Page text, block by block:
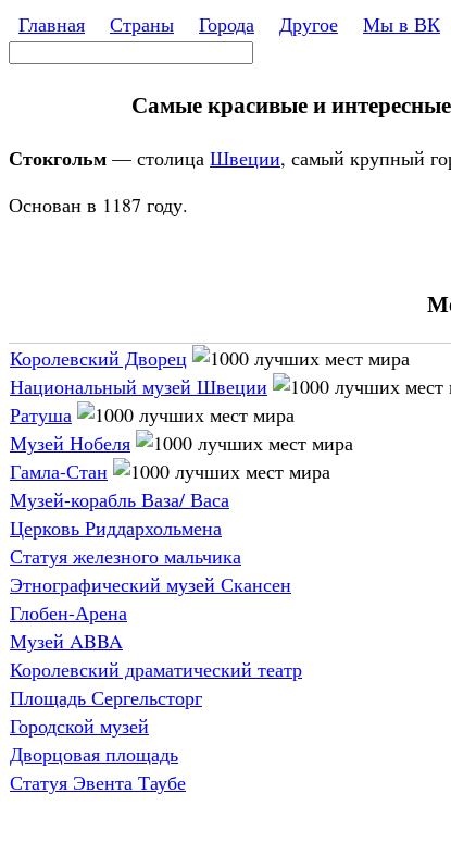
Перейти к основному содержанию
Главная Страны Города Другое Мы в ВК
Поиск
Самые красивые и
Стокгольм — столица Швеции, самый крупный
Основан в 1187 году.
Королевский Дворец
Национальный музей Швеции
Ратуша
Музей Нобеля
Гамла-Стан
Музей-корабль Ваза/ Васа
Церковь Риддархольмена
Статуя железного мальчика
Этнографический музей Скансен
Глобен-Арена
Музей ABBA
Королевский драматический театр
Площадь Сергельсторг
Городской музей
Дворцовая площадь
Статуя Эвента Таубе